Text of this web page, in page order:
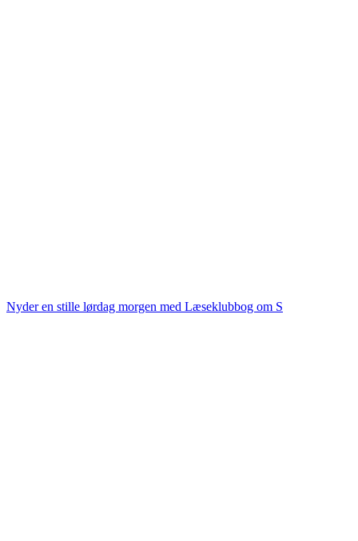
Nyder en stille lørdag morgen med Læseklubbog om S